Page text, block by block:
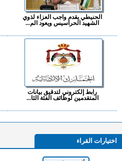
الحنيطي يقدم واجب العزاء لذوي
الشهيد الحراسيس ويعود الم...
رابط إلكتروني لتدقيق بيانات
المتقدمين لوظائف الفئة الثا...
اختيارات القراء